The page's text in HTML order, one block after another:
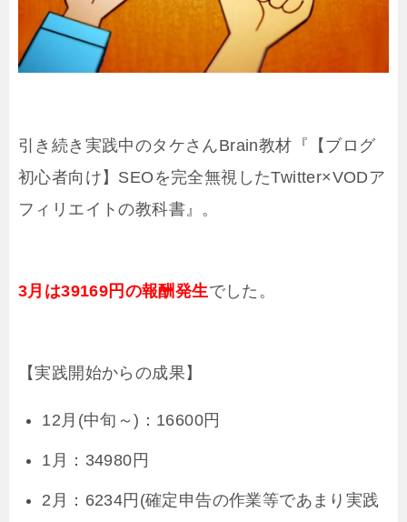
引き続き実践中のタケさんBrain教材『【ブログ
初心者向け】SEOを完全無視したTwitter×VODア
フィリエイトの教科書』。
3月は39169円の報酬発生でした。
【実践開始からの成果】
12月(中旬～)：16600円
1月：34980円
2月：6234円(確定申告の作業等であまり実践